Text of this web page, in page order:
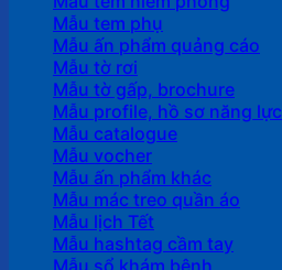
Mẫu tem phụ
Mẫu ấn phẩm quảng cáo
Mẫu tờ rơi
Mẫu tờ gấp, brochure
Mẫu profile, hồ sơ năng lực
Mẫu catalogue
Mẫu vocher
Mẫu ấn phẩm khác
Mẫu mác treo quần áo
Mẫu lịch Tết
Mẫu hashtag cầm tay
Mẫu sổ khám bệnh